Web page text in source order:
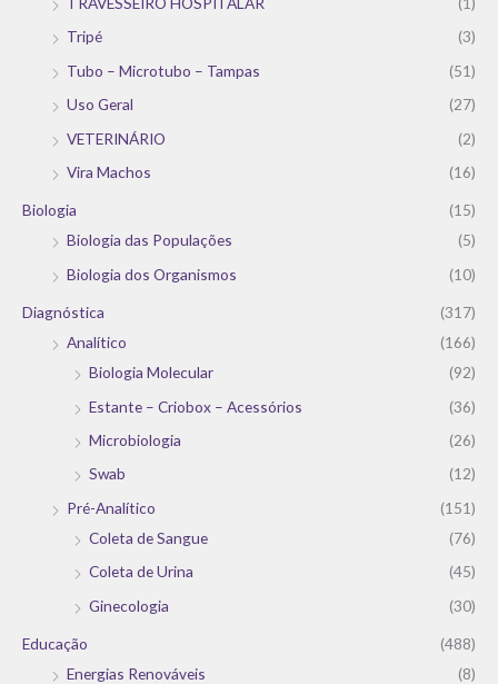
Tripé
(3)
Tubo – Microtubo – Tampas
(51)
Uso Geral
(27)
VETERINÁRIO
(2)
Vira Machos
(16)
Biologia
(15)
Biologia das Populações
(5)
Biologia dos Organismos
(10)
Diagnóstica
(317)
Analítico
(166)
Biologia Molecular
(92)
Estante – Criobox – Acessórios
(36)
Microbiologia
(26)
Swab
(12)
Pré-Analítico
(151)
Coleta de Sangue
(76)
Coleta de Urina
(45)
Ginecologia
(30)
Educação
(488)
Energias Renováveis
(8)